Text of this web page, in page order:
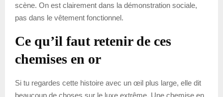
scène. On est clairement dans la démonstration sociale,
pas dans le vêtement fonctionnel.
Ce qu’il faut retenir de ces
chemises en or
Si tu regardes cette histoire avec un œil plus large, elle dit
beaucoup de choses sur le luxe extrême. Une chemise en